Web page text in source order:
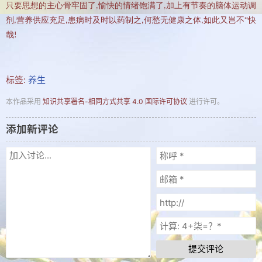
只要思想的主心骨牢固了 ,愉快的情绪饱满了 ,加上有节奏的脑体运动调
剂 ,营养供应充足 ,患病时及时以药制之 ,何愁无健康之体,如此又岂不“快
哉!
标签: 养生
本作品采用 知识共享署名-相同方式共享 4.0 国际许可协议 进行许可。
添加新评论
提交评论